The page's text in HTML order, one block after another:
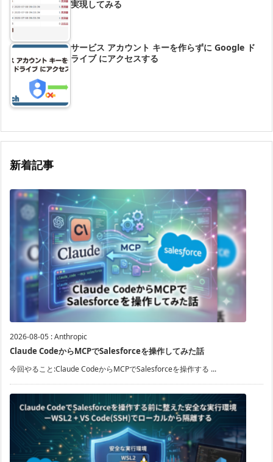
実現してみる
サービス アカウント キーを作らずに Google ド
ライブ にアクセスする
新着記事
2026-08-05 :Anthropic
Claude CodeからMCPでSalesforceを操作してみた話
今回やること:Claude CodeからMCPでSalesforceを操作する ...